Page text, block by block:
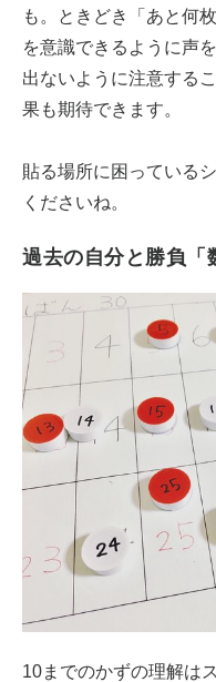
も。ときどき「あと何
を意識できるように声
出ないように注意する
果も期待できます。
貼る場所に困っている
くださいね。
過去の自分と勝負「
10までのかずの理解は